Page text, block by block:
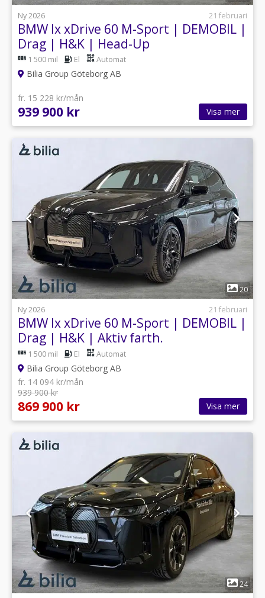
Ny 2026
21 februari
BMW Ix xDrive 60 M-Sport | DEMOBIL |
Drag | H&K | Head-Up
1 500 mil El Automat
Bilia Group Göteborg AB
fr. 15 228 kr/mån
939 900 kr Visa mer
1
20
Ny 2026
21 februari
BMW Ix xDrive 60 M-Sport | DEMOBIL |
Drag | H&K | Aktiv farth.
1 500 mil El Automat
Bilia Group Göteborg AB
fr. 14 094 kr/mån
939 900 kr
869 900 kr Visa mer
1
24